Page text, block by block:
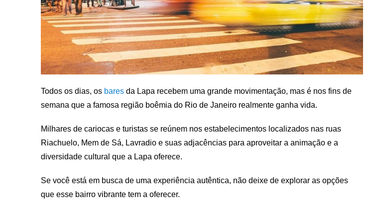
Todos os dias, os bares da Lapa recebem uma grande movimentação, mas é nos fins de
semana que a famosa região boêmia do Rio de Janeiro realmente ganha vida.
Milhares de cariocas e turistas se reúnem nos estabelecimentos localizados nas ruas
Riachuelo, Mem de Sá, Lavradio e suas adjacências para aproveitar a animação e a
diversidade cultural que a Lapa oferece.
Se você está em busca de uma experiência autêntica, não deixe de explorar as opções
que esse bairro vibrante tem a oferecer.